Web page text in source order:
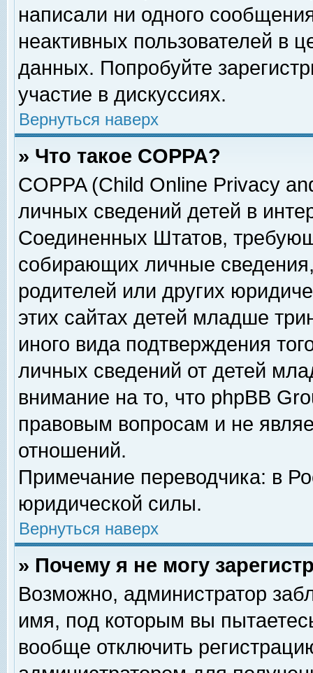
написали ни одного
неактивных пользователей в
данных. Попробуйте
участие в дискуссиях.
Вернуться наверх
» Что такое COPPA?
COPPA (Child Online Privacy
личных сведений детей в
Соединенных Штатов,
собирающих личные
родителей или других
этих сайтах детей младше
иного вида подтверждения
личных сведений от детей
внимание на то, что phpBB
правовым вопросам и не
отношений.
Примечание переводчика: в
юридической силы.
Вернуться наверх
» Почему я не могу
Возможно, администратор
имя, под которым вы
вообще отключить